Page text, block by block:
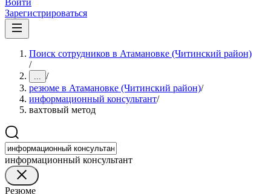
Войти
Зарегистрироваться
Поиск сотрудников в Атамановке (Читинский район)
/
... /
резюме в Атамановке (Читинский район)/
информационный консультант/
вахтовый метод
информационный консультант
Резюме